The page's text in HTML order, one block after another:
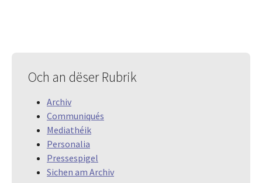
Och an dëser Rubrik
Archiv
Communiqués
Mediathéik
Personalia
Pressespigel
Sichen am Archiv